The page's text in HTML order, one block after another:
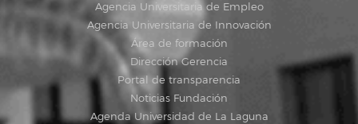
Agencia Universitaria de Empleo
Agencia Universitaria de Innovación
Área de formación
Dirección Gerencia
Portal de transparencia
Noticias Fundación
Agenda Universidad de La Laguna